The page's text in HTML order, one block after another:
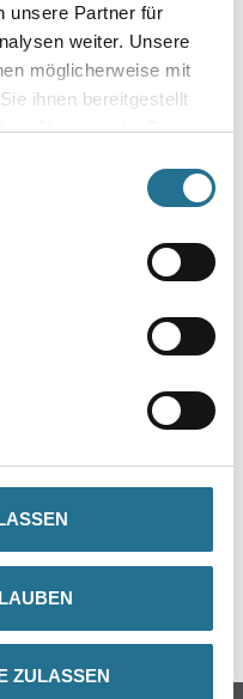
unsere Partner für
weiter. Unsere
möglicherweise mit
ihnen bereitgestellt
Nutzung der Dienste
ZULASSEN